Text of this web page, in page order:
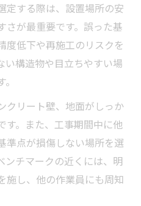
定する際は、設置場所の安
さが最重要です。誤った基
度低下や再施工のリスクを
い構造物や目立ちやすい場
クリート壁、地面がしっか
す。また、工事期間中に他
準点が損傷しない場所を選
ンチマークの近くには、明
施し、他の作業員にも周知